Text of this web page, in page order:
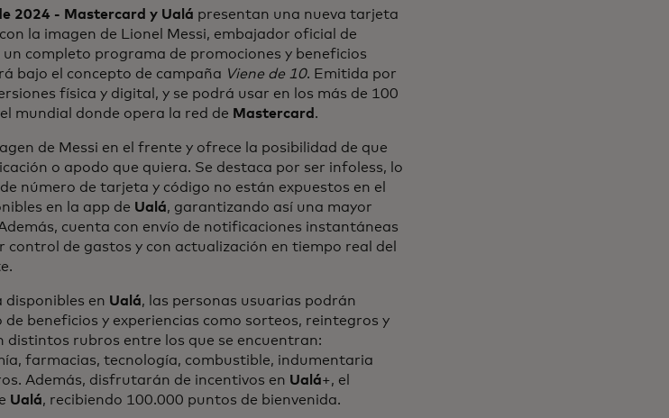
2024 - Mastercard y Ualá presentan una nueva tarjeta
la imagen de Lionel Messi, embajador oficial de
un completo programa de promociones y beneficios
bajo el concepto de campaña Viene de 10. Emitida por
física y digital, y se podrá usar en los más de 100
mundial donde opera la red de Mastercard .
de Messi en el frente y ofrece la posibilidad de que
o apodo que quiera. Se destaca por ser infoless, lo
número de tarjeta y código no están expuestos en el
en la app de Ualá, garantizando así una mayor
cuenta con envío de notificaciones instantáneas
control de gastos y con actualización en tiempo real del
disponibles en Ualá, las personas usuarias podrán
beneficios y experiencias como sorteos, reintegros y
distintos rubros entre los que se encuentran:
farmacias, tecnología, combustible, indumentaria
Además, disfrutarán de incentivos en Ualá+, el
Ualá, recibiendo 100.000 puntos de bienvenida.